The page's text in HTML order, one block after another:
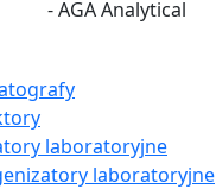
laboratoryjne
laboratoryjne